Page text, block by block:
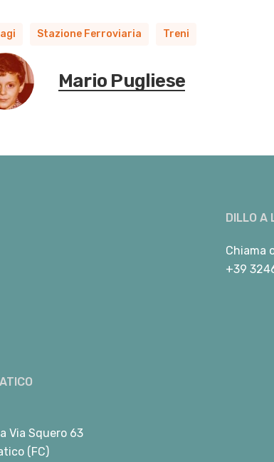
Stazione Ferroviaria Treni
Mario Pugliese
Via Squero 63
(FC)
DILLO A
Chiama
+39